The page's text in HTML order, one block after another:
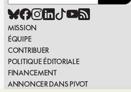
MISSION
ÉQUIPE
CONTRIBUER
POLITIQUE ÉDITORIALE
FINANCEMENT
ANNONCER DANS PIVOT